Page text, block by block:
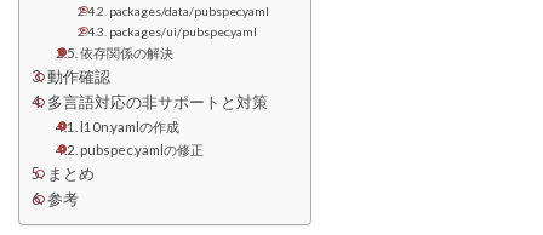
packages/data/pubspec.yaml
packages/ui/pubspec.yaml
依存関係の解決
動作確認
多言語対応の非サポートと対策
l10n.yamlの作成
pubspec.yamlの修正
まとめ
参考